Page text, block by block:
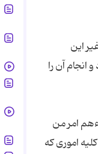
این
آن را
امر من
اموری که